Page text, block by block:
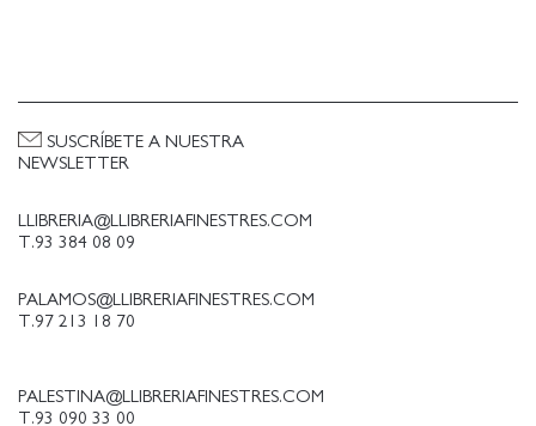
LLIBRERIA@LLIBRERIAFINESTRES.COM
T.93 384 08 09
PALAMOS@LLIBRERIAFINESTRES.COM
T.97 213 18 70
PALESTINA@LLIBRERIAFINESTRES.COM
T.93 090 33 00
SUSCRÍBETE A NUESTRA
NEWSLETTER